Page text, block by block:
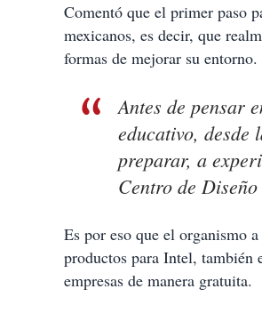
Comentó que el primer paso
mexicanos, es decir, que
formas de mejorar su entorno.
Antes de pensar
educativo, desde
preparar, a
Centro de
Es por eso que el organismo
productos para Intel, también
empresas de manera gratuita.